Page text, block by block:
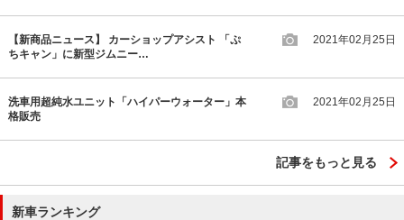
【新商品ニュース】 カーショップアシスト 「ぷ
ちキャン」に新型ジムニー…
2021年02月25日
洗車用超純水ユニット「ハイパーウォーター」本
格販売
2021年02月25日
記事をもっと見る
新車ランキング